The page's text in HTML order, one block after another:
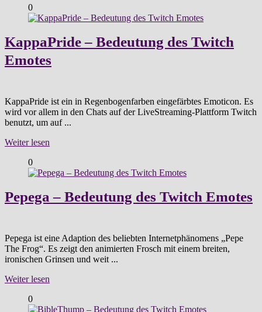
0
KappaPride – Bedeutung des Twitch
Emotes
KappaPride ist ein in Regenbogenfarben eingefärbtes Emoticon. Es
wird vor allem in den Chats auf der LiveStreaming-Plattform Twitch
benutzt, um auf ...
Weiter lesen
0
Pepega – Bedeutung des Twitch Emotes
Pepega ist eine Adaption des beliebten Internetphänomens „Pepe
The Frog“. Es zeigt den animierten Frosch mit einem breiten,
ironischen Grinsen und weit ...
Weiter lesen
0